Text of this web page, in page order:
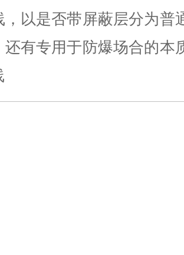
，以是否带屏蔽层分为普
还有专用于防爆场合的本